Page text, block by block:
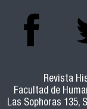
Revista
Facultad de
Las Sophoras 135,